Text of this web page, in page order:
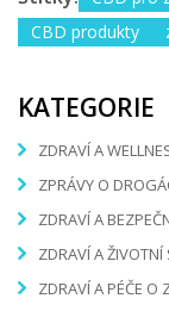
CBD produkty
KATEGORIE
ZDRAVÍ A
ZPRÁVY O
ZDRAVÍ A
ZDRAVÍ A ŽIVOTNÍ
ZDRAVÍ A PÉČE O